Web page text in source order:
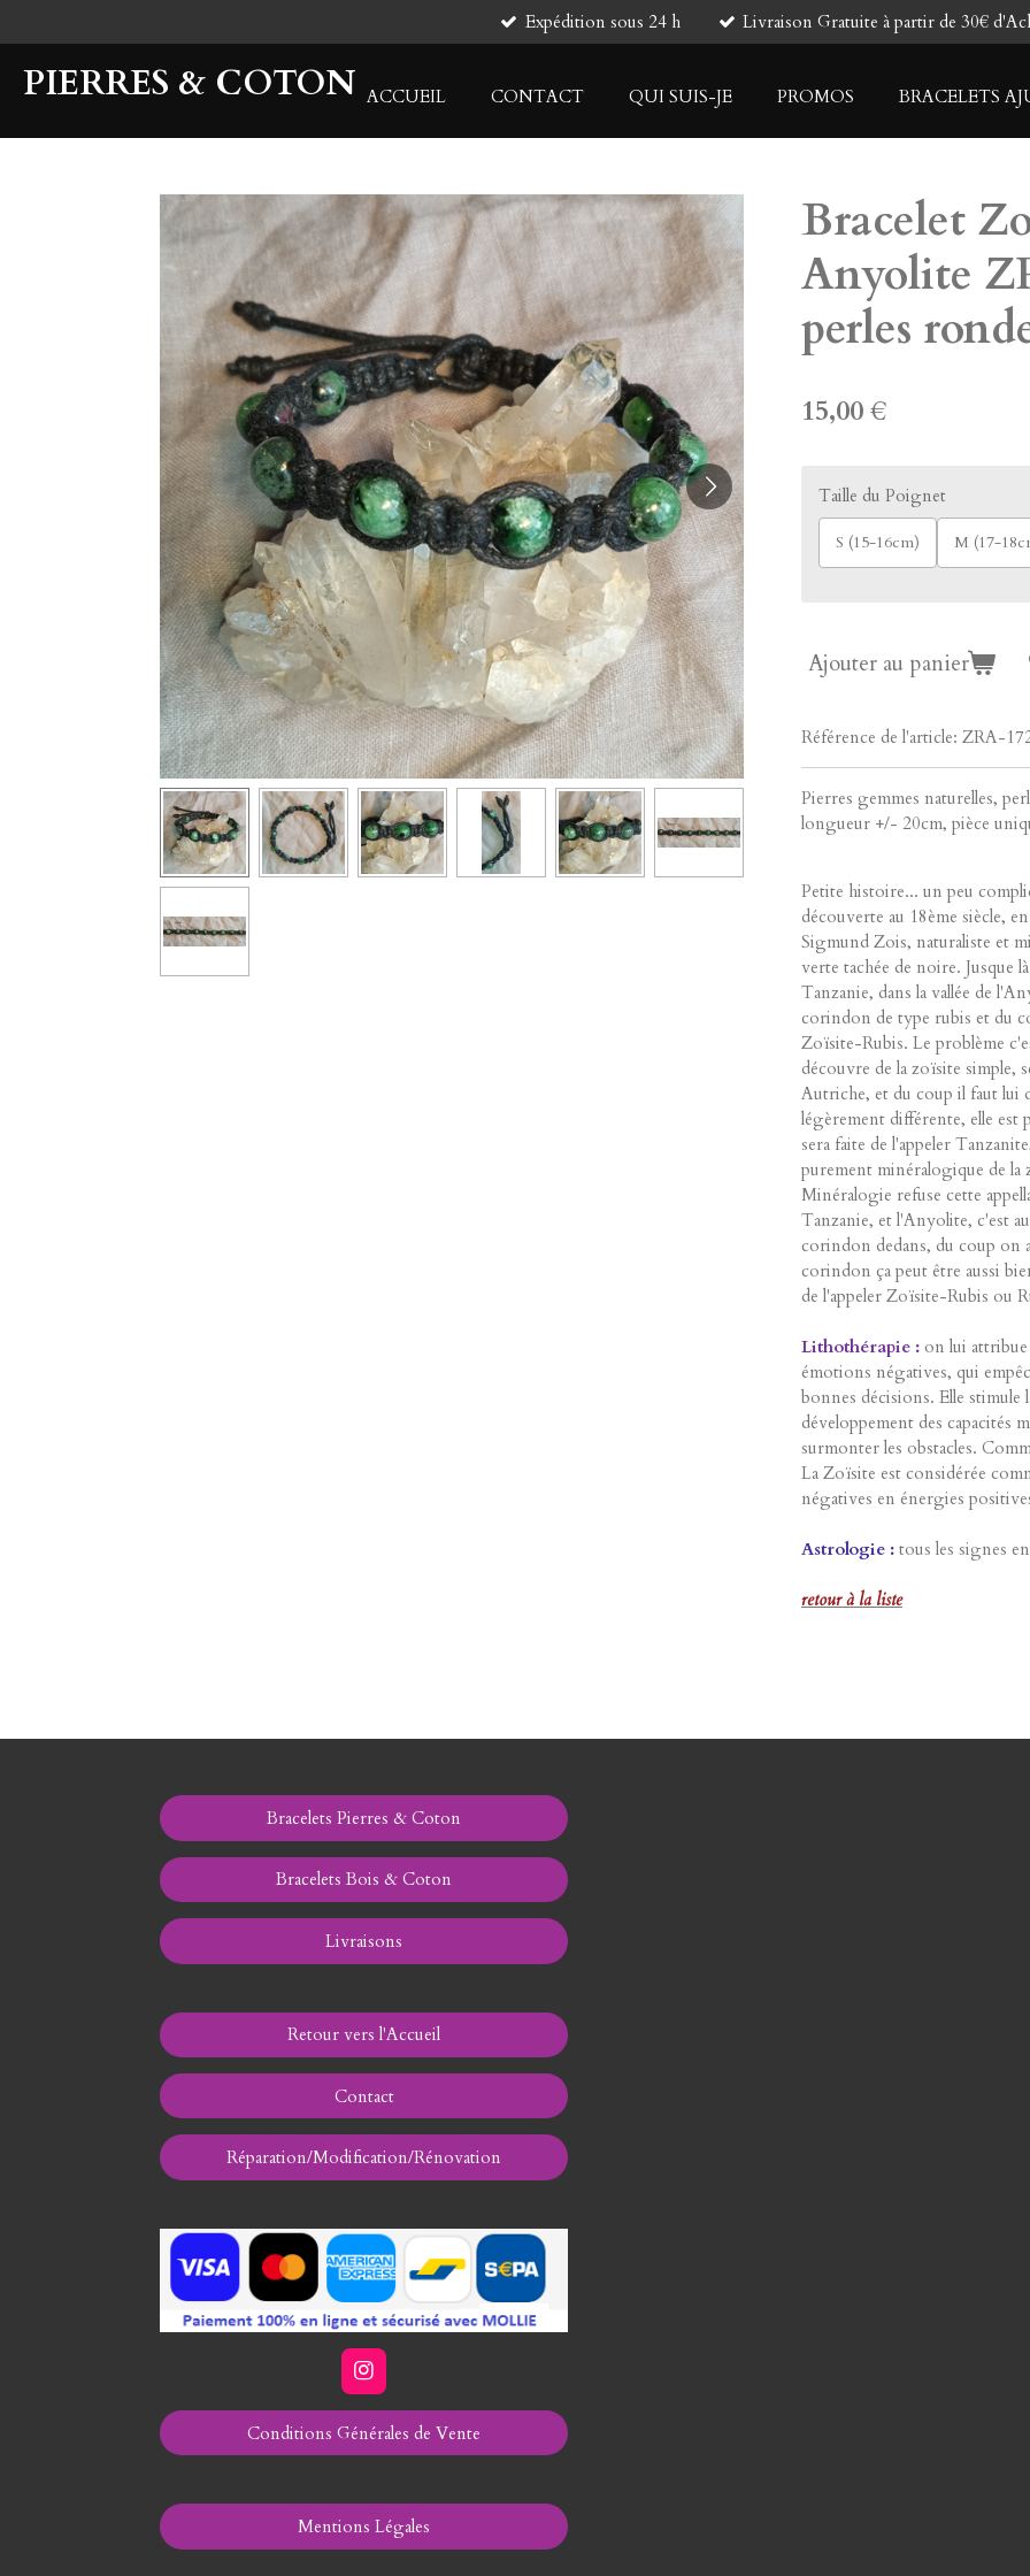
au
contenu
principal
Expédition sous 24 h Livraison Gratuite à partir de 30€
PIERRES & COTON ACCUEIL CONTACT QUI SUIS-JE PROMOS BRACELETS
Bracelet
Anyolite
perles
15,00 €
Taille du Poignet
S (15-16cm) M (17-
Ajouter au panier
Référence de l'article: ZRA-
Pierres gemmes naturelles,
longueur +/- 20cm, pièce
Petite histoire... un peu
découverte au 18ème siècle,
Sigmund Zois, naturaliste et
verte tachée de noire. Jusque
Tanzanie, dans la vallée de
corindon de type rubis et du
Zoïsite-Rubis. Le problème
découvre de la zoïsite simple,
Autriche, et du coup il faut lui
légèrement différente, elle
sera faite de l'appeler
purement minéralogique de
Minéralogie refuse cette
Tanzanie, et l'Anyolite, c'est
corindon dedans, du coup on
corindon ça peut être aussi
de l'appeler Zoïsite-Rubis ou
Lithothérapie : on lui attribue
émotions négatives, qui
bonnes décisions. Elle stimule
développement des capacités
surmonter les obstacles.
La Zoïsite est considérée
négatives en énergies
Astrologie : tous les signes
retour à la liste
Bracelets Pierres & Coton
Bracelets Bois & Coton
Livraisons
Retour vers l'Accueil
Contact
Réparation/Modification/Rénovation
I
n
t
a
r
a
m
Conditions Générales de Vente
Mentions Légales